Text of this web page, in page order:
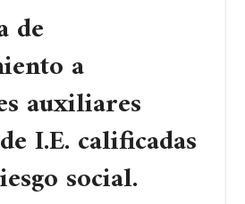
de
a
auxiliares
I.E. calificadas
social.